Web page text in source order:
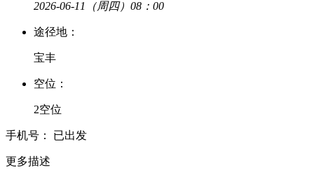
2026-06-11 （周四）08：00
途径地：
宝丰
空位：
2空位
手机号： 已出发
更多描述